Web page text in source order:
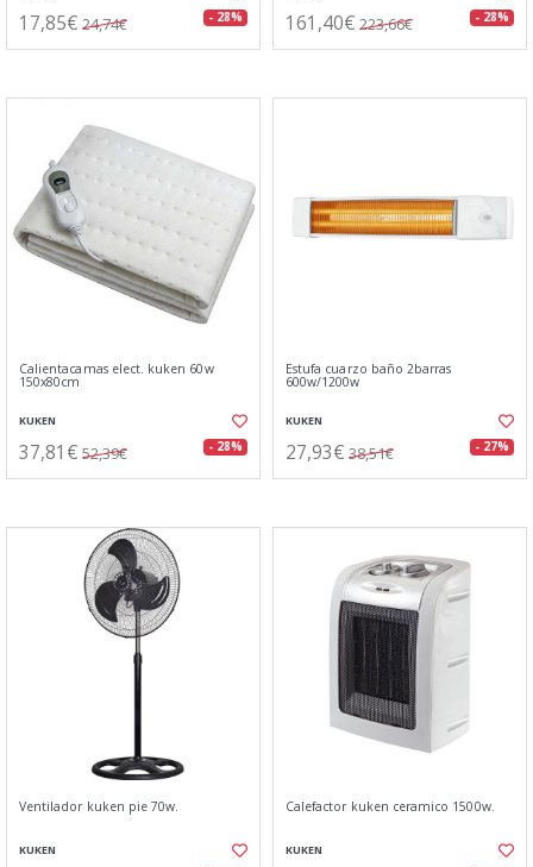
17,85€ 24,74€ - 28% 161,40€ 223,66€ - 28%
Calientacamas elect. kuken 60w
150x80cm
KUKEN
37,81€ 52,39€ - 28%
Estufa cuarzo baño 2barras
600w/1200w
KUKEN
27,93€ 38,51€ - 27%
Ventilador kuken pie 70w.
KUKEN
Calefactor kuken ceramico 1500w.
KUKEN